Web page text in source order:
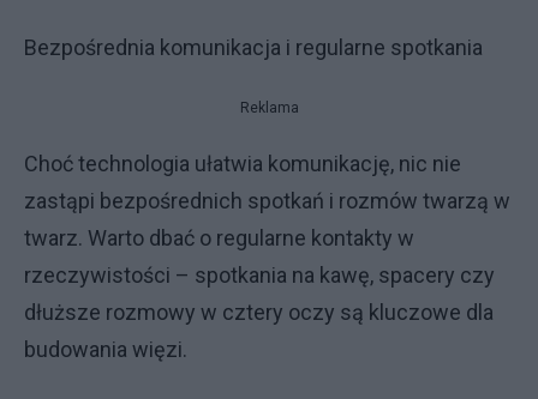
Bezpośrednia komunikacja i regularne spotkania
Reklama
Choć technologia ułatwia komunikację, nic nie
zastąpi bezpośrednich spotkań i rozmów twarzą w
twarz. Warto dbać o regularne kontakty w
rzeczywistości – spotkania na kawę, spacery czy
dłuższe rozmowy w cztery oczy są kluczowe dla
budowania więzi.